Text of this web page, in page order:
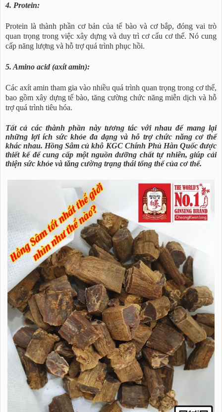
4. Protein:
Protein là thành phần cơ bản của tế bào và cơ bắp, đóng vai trò
quan trọng trong việc xây dựng và duy trì cơ cấu cơ thể. Nó cung
cấp năng lượng và hỗ trợ quá trình phục hồi.
5. Amino acid (axít amin):
Các axít amin tham gia vào nhiều quá trình quan trọng trong cơ thể,
bao gồm xây dựng tế bào, tăng cường chức năng miễn dịch và hỗ
trợ quá trình tiêu hóa.
Tất cả các thành phần này tương tác với nhau để mang lại
những lợi ích sức khỏe đa dạng và hỗ trợ chức năng cơ thể
khác nhau. Hồng Sâm củ khô KGC Chính Phủ Hàn Quốc được
thiết kế để cung cấp một nguồn dưỡng chất tự nhiên, giúp cải
thiện sức khỏe và tăng cường trạng thái tổng thể của cơ thể.